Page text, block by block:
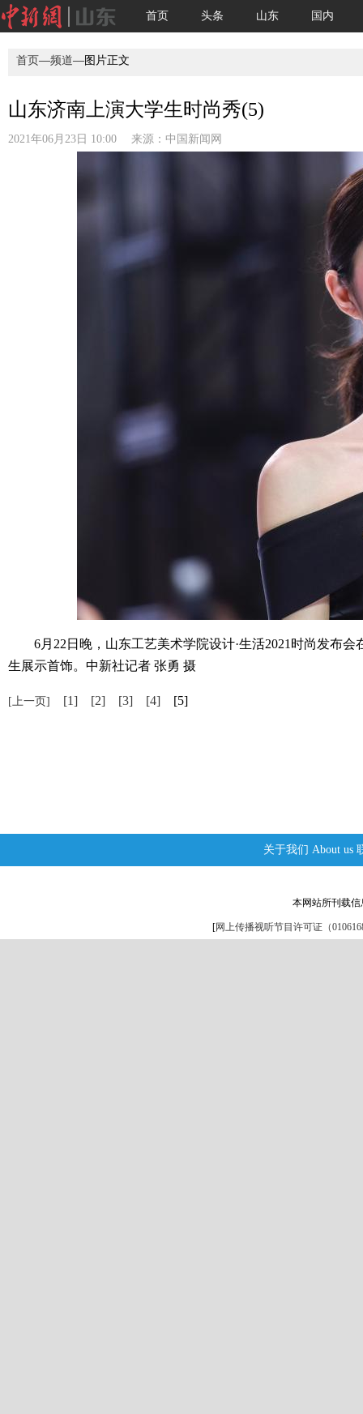
首页 头条 山东 国内
首页—频道—图片正文
山东济南上演大学生时尚秀(5)
2021年06月23日 10:00 来源： 中国新闻网
6月22日晚，山东工艺美术学院设计·生活2021时尚发布会
生展示首饰。中新社记者 张勇 摄
[上一页] [1] [2] [3] [4] [5]
关于我们 About us
本网站所刊载
[网上传播视听节目许可证（